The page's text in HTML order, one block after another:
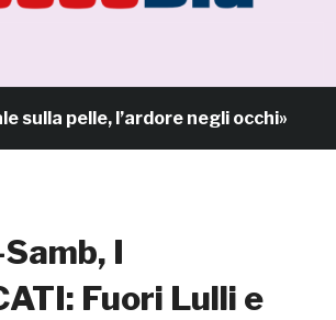
pelle, l’ardore negli occhi»
I
Fuori Lulli e